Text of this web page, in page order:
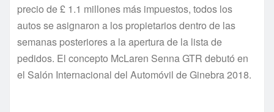
precio de £ 1.1 millones más impuestos, todos los
autos se asignaron a los propietarios dentro de las
semanas posteriores a la apertura de la lista de
pedidos. El concepto McLaren Senna GTR debutó en
el Salón Internacional del Automóvil de Ginebra 2018.